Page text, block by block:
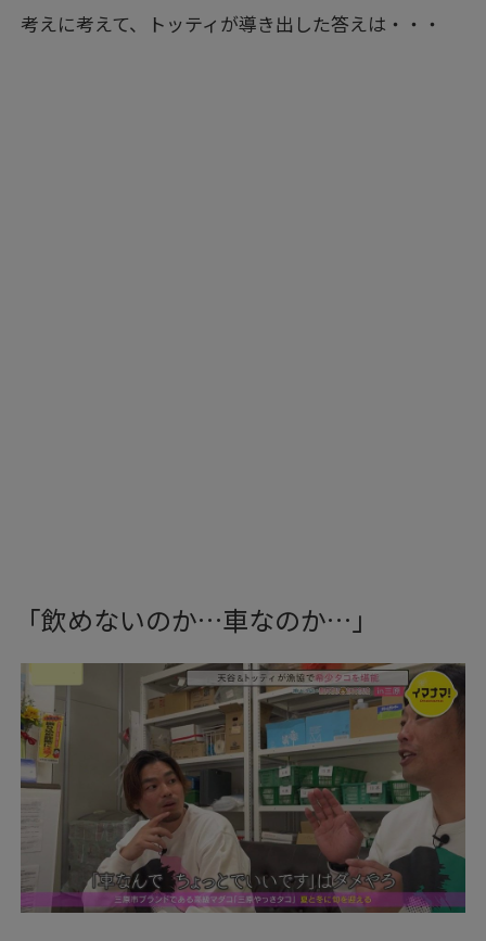
考えに考えて、トッティが導き出した答えは・・・
「飲めないのか…車なのか…」